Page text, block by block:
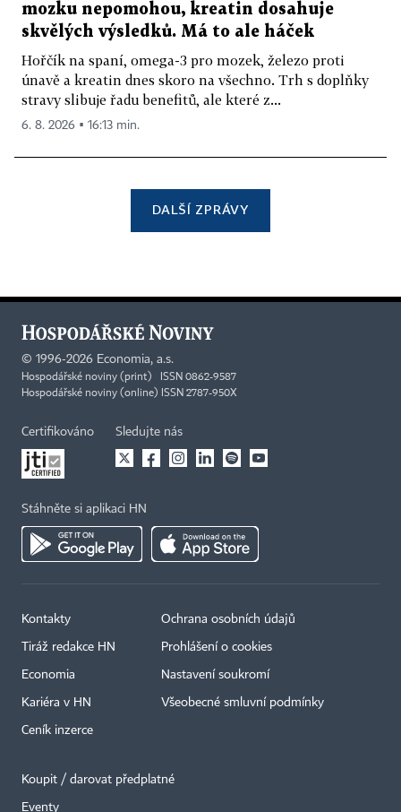
mozku nepomohou, kreatin dosahuje
skvělých výsledků. Má to ale háček
Hořčík na spaní, omega-3 pro mozek, železo proti
únavě a kreatin dnes skoro na všechno. Trh s doplňky
stravy slibuje řadu benefitů, ale které z...
6. 8. 2026 ▪ 16:13 min.
DALŠÍ ZPRÁVY
© 1996-2026 Economia, a.s.
Hospodářské noviny (print) ISSN 0862-9587
Hospodářské noviny (online) ISSN 2787-950X
Certifikováno Sledujte nás
Stáhněte si aplikaci HN
Kontakty
Tiráž redakce HN
Economia
Kariéra v HN
Ceník inzerce
Ochrana osobních údajů
Prohlášení o cookies
Nastavení soukromí
Všeobecné smluvní podmínky
Koupit / darovat předplatné
Eventy